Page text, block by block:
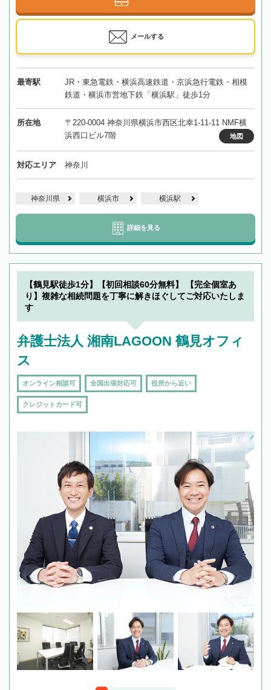
メールする
最寄駅
JR・東急電鉄・横浜高速鉄道・京浜急行電鉄・相模
鉄道・横浜市営地下鉄「横浜駅」徒歩1分
所在地
〒220-0004 神奈川県横浜市西区北幸1-11-11 NMF横
浜西口ビル7階
地図
対応エリア 神奈川
神奈川県 横浜市 横浜駅
詳細を見る
【鶴見駅徒歩1分】【初回相談60分無料】 【完全個室あ
り】複雑な相続問題を丁寧に解きほぐしてご対応いたしま
す
弁護士法人 湘南LAGOON 鶴見オフィ
ス
オンライン相談可 全国出張対応可 役所から近い
クレジットカード可